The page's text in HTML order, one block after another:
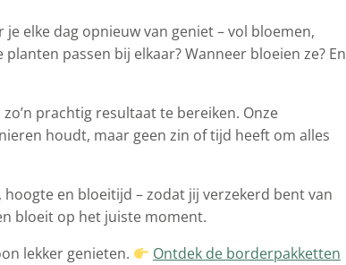
elke dag opnieuw van geniet – vol bloemen,
passen bij elkaar? Wanneer bloeien ze? En
prachtig resultaat te bereiken. Onze
houdt, maar geen zin of tijd heeft om alles
en bloeitijd – zodat jij verzekerd bent van
bloeit op het juiste moment.
lekker genieten.
Ontdek de borderpakketten